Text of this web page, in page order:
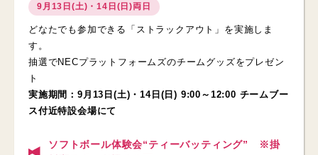
9月13日(土)・14日(日)両日
どなたでも参加できる「ストラックアウト」を実施しま
す。
抽選でNECプラットフォームズのチームグッズをプレゼン
ト
実施期間：9月13日(土)・14日(日) 9:00～12:00 チームブー
ス付近特設会場にて
ソフトボール体験会“ティーバッティング” ※掛